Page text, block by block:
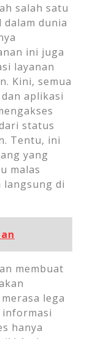
salah satu
dunia
ini juga
layanan
Kini, semua
aplikasi
status
Tentu, ini
yang
malas
langsung di
membuat
lega
informasi
hanya